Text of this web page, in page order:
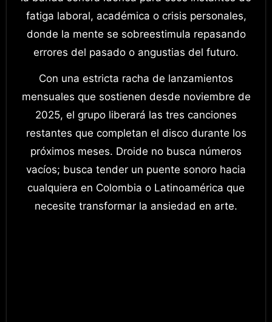
fatiga laboral, académica o crisis personales,
donde la mente se sobreestimula repasando
errores del pasado o angustias del futuro.
Con una estricta racha de lanzamientos
mensuales que sostienen desde noviembre de
2025, el grupo liberará las tres canciones
restantes que completan el disco durante los
próximos meses. Droide no busca números
vacíos; busca tender un puente sonoro hacia
cualquiera en Colombia o Latinoamérica que
necesite transformar la ansiedad en arte.